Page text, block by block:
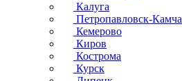
Калуга
Петропавловск-
Кемерово
Киров
Кострома
Курск